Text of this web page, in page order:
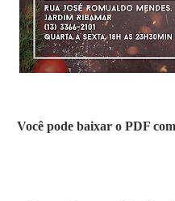
Você pode baixar o PDF